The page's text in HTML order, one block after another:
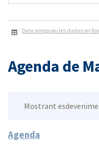
Descarregueu les dades en
Agenda de
Mostrant
Agenda